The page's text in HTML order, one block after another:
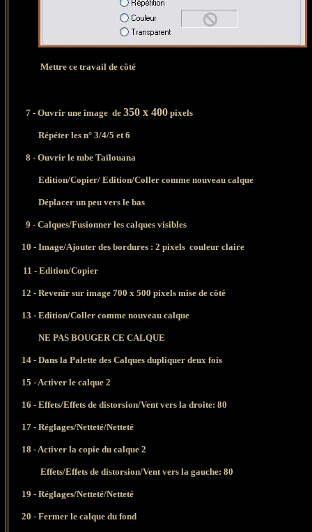
Mettre ce travail de côté
7 - Ouvrir une image de 350 x 400 pixels
Répéter les n° 3/4/5 et 6
8 - Ouvrir le tube Taïlouana
Edition/Copier/ Edition/Coller comme nouveau calque
Déplacer un peu vers le bas
9 - Calques/Fusionner les calques visibles
10 - Image/Ajouter des bordures : 2 pixels couleur claire
11 - Edition/Copier
12 - Revenir sur image 700 x 500 pixels mise de côté
13 - Edition/Coller comme nouveau calque
NE PAS BOUGER CE CALQUE
14 - Dans la Palette des Calques dupliquer deux fois
15 - Activer le calque 2
16 - Effets/Effets de distorsion/Vent vers la droite: 80
17 - Réglages/Netteté/Netteté
18 - Activer la copie du calque 2
Effets/Effets de distorsion/Vent vers la gauche: 80
19 - Réglages/Netteté/Netteté
20 - Fermer le calque du fond